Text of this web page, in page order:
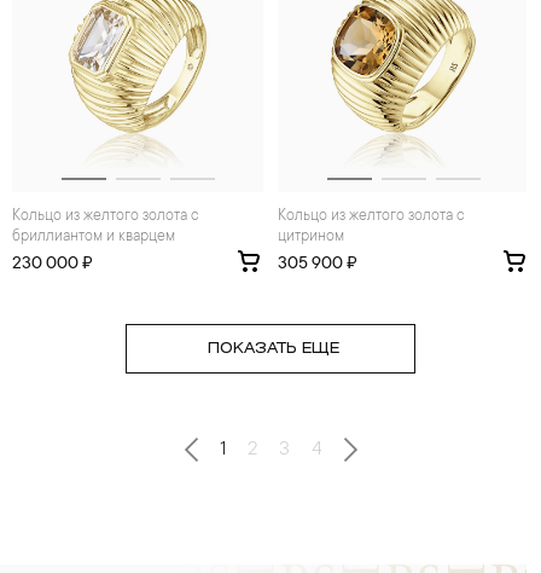
Кольцо из желтого золота с
бриллиантом и кварцем
230 000 ₽
Кольцо из желтого золота с
цитрином
305 900 ₽
ПОКАЗАТЬ ЕЩЕ
1 2 3 4